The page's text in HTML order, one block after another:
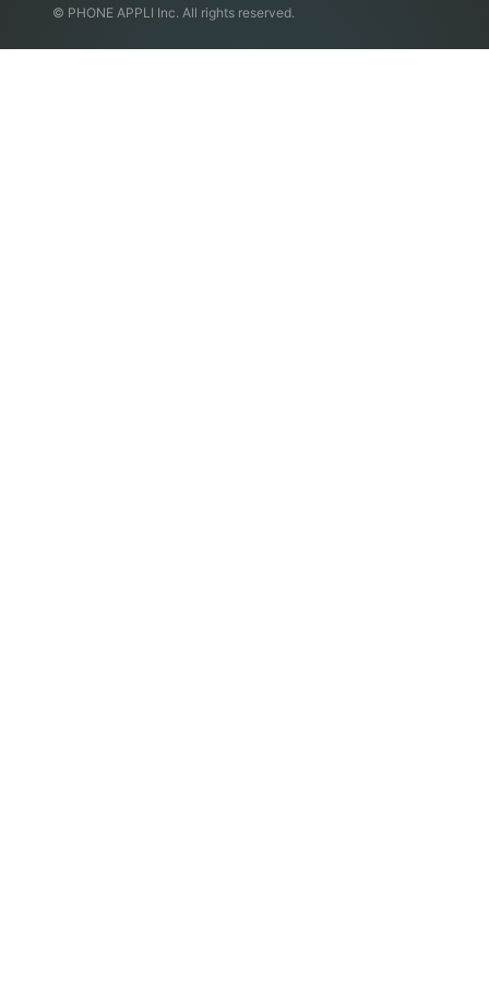
© PHONE APPLI Inc. All rights reserved.